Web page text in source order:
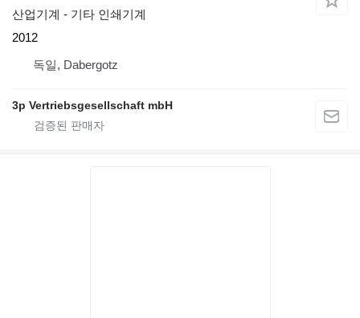
산업기계 - 기타 인쇄기계
2012
독일, Dabergotz
3p Vertriebsgesellschaft mbH